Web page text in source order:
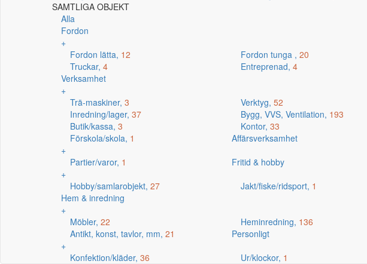
SAMTLIGA OBJEKT
Alla
Fordon
+
Fordon lätta, 12 Fordon tunga , 20
Truckar, 4 Entreprenad, 4
Verksamhet
+
Trä-maskiner, 3 Verktyg, 52
Inredning/lager, 37 Bygg, VVS, Ventilation, 193
Butik/kassa, 3 Kontor, 33
Förskola/skola, 1
Affärsverksamhet
+
Partier/varor, 1
Fritid & hobby
+
Hobby/samlarobjekt, 27 Jakt/fiske/ridsport, 1
Hem & inredning
+
Möbler, 22 Heminredning, 136
Antikt, konst, tavlor, mm, 21
Personligt
+
Konfektion/kläder, 36 Ur/klockor, 1